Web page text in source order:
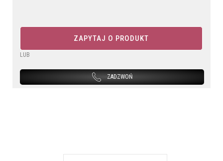
ZAPYTAJ O PRODUKT
LUB
ZADZWOŃ